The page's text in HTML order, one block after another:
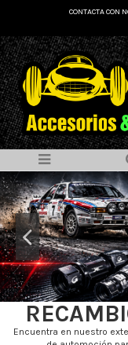
CONTACTA CON
Encuentra en nuestro